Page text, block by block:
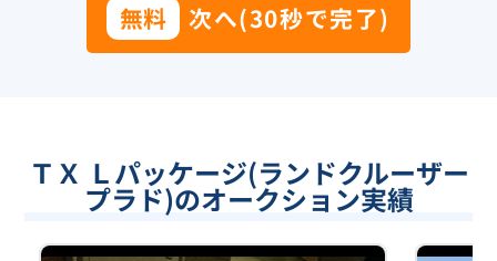
無料 次へ(30秒で完了)
ＴＸ Ｌパッケージ(ランドクルーザー
プラド)のオークション実績